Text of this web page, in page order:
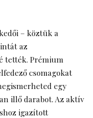
– köztük a
az
tették. Prémium
csomagokat
egy
illő darabot. Az aktív
igazított